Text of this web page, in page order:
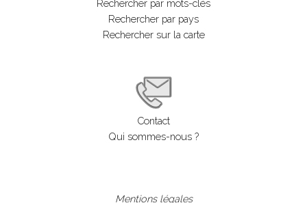
Rechercher par mots-clés
Rechercher par pays
Rechercher sur la carte
Contact
Qui sommes-nous ?
Mentions légales